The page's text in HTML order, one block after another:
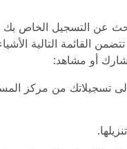
ابحث عن التسجيل الخاص
القائمة التالية
أو مشاهد:
تسجيلاتك من مركز